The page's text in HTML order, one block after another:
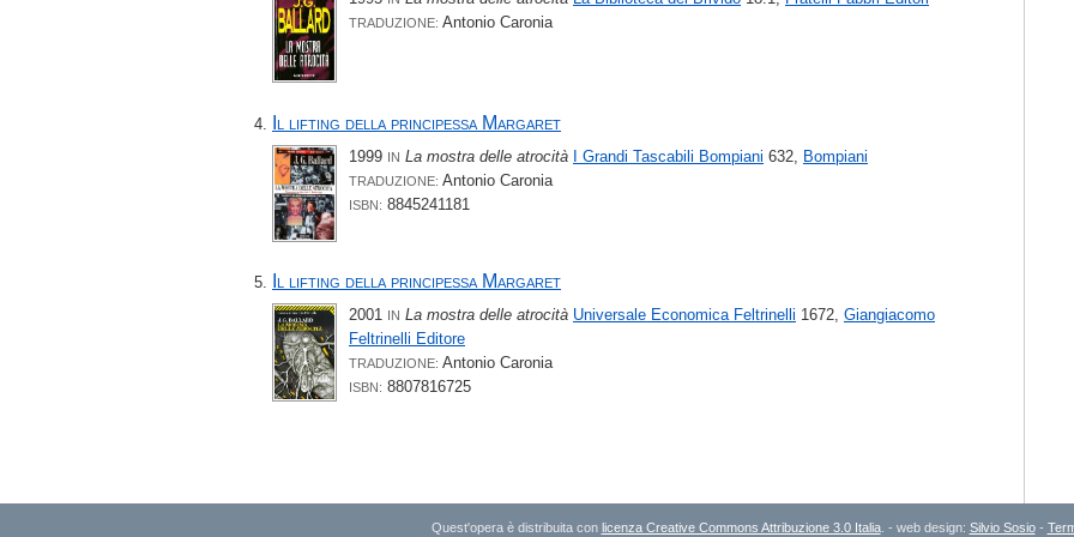
TRADUZIONE: Antonio Caronia
Il lifting della principessa Margaret
1999 IN La mostra delle atrocità I Grandi Tascabili Bompiani 632, Bompiani
TRADUZIONE: Antonio Caronia
ISBN: 8845241181
Il lifting della principessa Margaret
2001 IN La mostra delle atrocità Universale Economica Feltrinelli 1672, Giangiacomo
Feltrinelli Editore
TRADUZIONE: Antonio Caronia
ISBN: 8807816725
Quest'opera è distribuita con licenza Creative Commons Attribuzione 3.0 Italia. - web design: Silvio Sosio-